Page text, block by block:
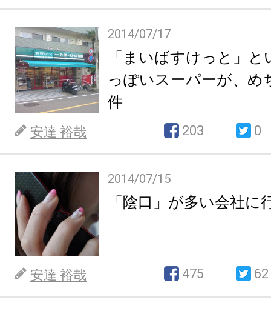
2014/07/17
「まいばすけっと」
っぽいスーパーが、め
件
安達 裕哉 203 0
2014/07/15
「陰口」が多い会社に
安達 裕哉 475 62